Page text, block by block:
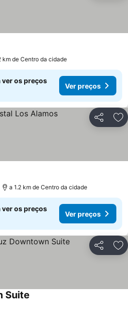
km de Centro da cidade
ver os preços
Ver preços
Partilhar
preços
a 1.2 km de Centro da cidade
ver os preços
Ver preços
Partilhar
Suite